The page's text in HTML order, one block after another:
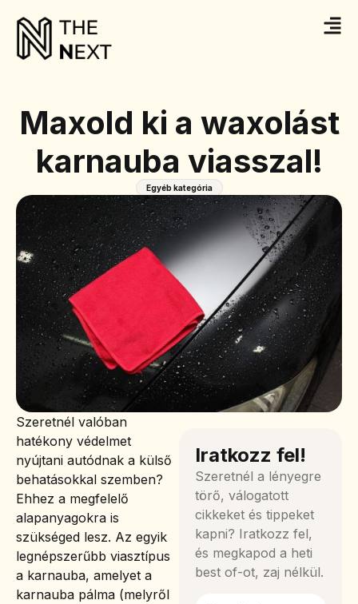
Maxold ki a waxolást
karnauba viasszal!
Egyéb kategória
Szeretnél valóban
hatékony védelmet
nyújtani autódnak a külső
behatásokkal szemben?
Ehhez a megfelelő
alapanyagokra is
szükséged lesz. Az egyik
legnépszerűbb viasztípus
a karnauba, amelyet a
karnauba pálma (melyről
Iratkozz fel!
Szeretnél a lényegre
törő, válogatott
cikkeket és tippeket
kapni? Iratkozz fel,
és megkapod a heti
best of-ot, zaj nélkül.